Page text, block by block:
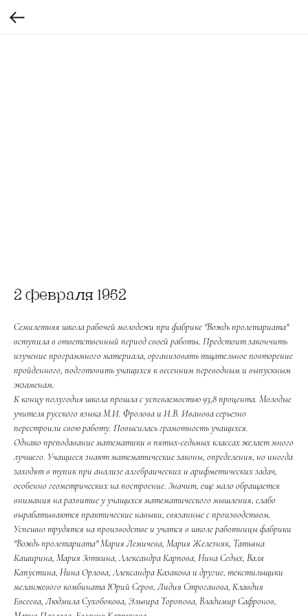
2 февраля 1952
Семилетняя школа рабочей молодежи при фабрике "Вождь пролетариата"
вступила в ответственный период своей работы. Предстоит закончить
изучение программного материала, организовать тщательное повторение
пройденного, подготовить учащихся к весенним переводным и выпускным
экзаменам.
К концу полугодия школа прошла с успеваемостью 93,8 процента. Молодые
учителя русского языка М.И. Фролова и И.В. Иванова серьезно
перестроили свою работу. Повысилась грамотность учащихся.
Однако преподавание математики в пятых-седьмых классах желает много
лучшего. Учащиеся знают математические законы, определения, но иногда
заходят в тупик при анализе алгебраических и арифметических задач,
особенно геометрических на построение. Значит, еще мало обращается
внимания на развитие у учащихся математического мышления, слабо
вырабатываются практические навыки, связанные с производством.
Успешно трудятся на производстве и учатся в школе работницы фабрики
"Вождь пролетариата" Мария Лемичева, Мария Железняк, Татьяна
Каширина, Мария Зоткина, Александра Карпова, Нина Седых, Валя
Капустина, Нина Орлова, Александра Казакова и другие, текстильщики
меланжевого комбината Юрий Серов, Лидия Строганова, Клавдия
Евсеева, Людмила Сухобокова, Эльвира Торопова, Владимир Сафронов,